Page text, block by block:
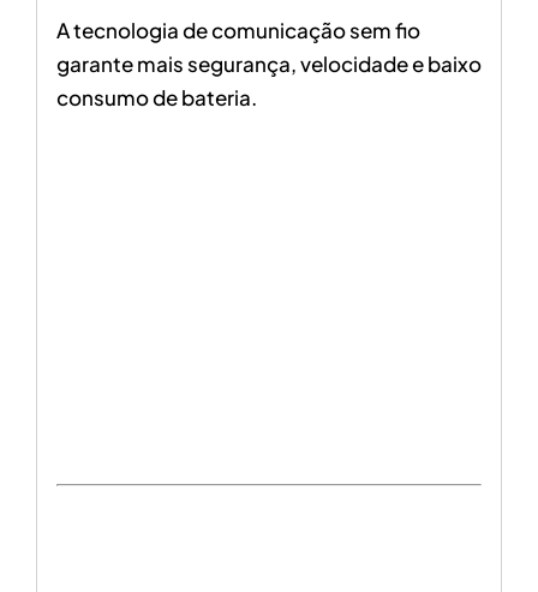
A tecnologia de comunicação sem fio
garante mais segurança, velocidade e baixo
consumo de bateria.